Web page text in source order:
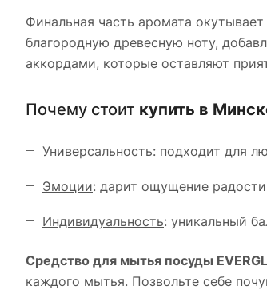
Финальная часть аромата
благородную древесную ноту,
аккордами, которые оставляют
Почему стоит купить в
Универсальность: подходит для
Эмоции: дарит ощущение
Индивидуальность: уникальный
Средство для мытья посуды
каждого мытья. Позвольте себе